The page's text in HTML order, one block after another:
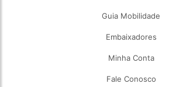
Guia Mobilidade
Embaixadores
Minha Conta
Fale Conosco